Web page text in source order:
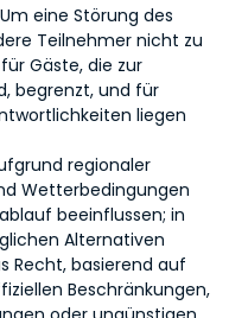
eine Störung des
Teilnehmer nicht zu
Gäste, die zur
begrenzt, und für
liegen
regionaler
Wetterbedingungen
beeinflussen; in
Alternativen
Recht, basierend auf
Beschränkungen,